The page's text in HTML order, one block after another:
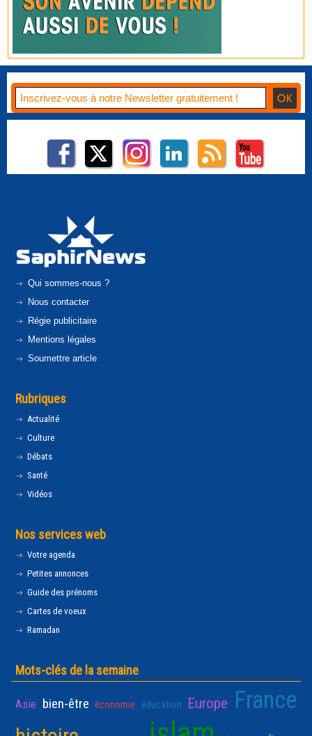
Qui sommes-nous ?
Nous contacter
Régie publicitaire
Mentions légales
Soumettre article
Rubriques
Actualité
Culture
Débats
Santé
Vidéos
Nos services web
Votre agenda
Petites annonces
Guide des prénoms
Cartes de voeux
Ramadan
Mots-clés de la semaine
Asie bien-être économie éducation Europe France